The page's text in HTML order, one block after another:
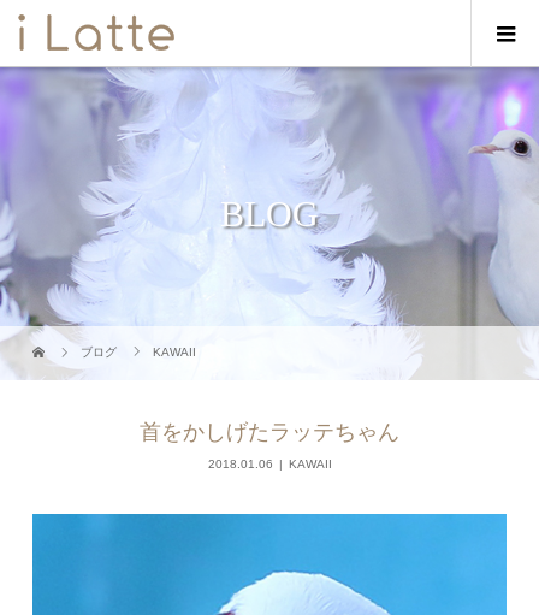
BLOG
ブログ KAWAII
首をかしげたラッテちゃん
2018.01.06 KAWAII